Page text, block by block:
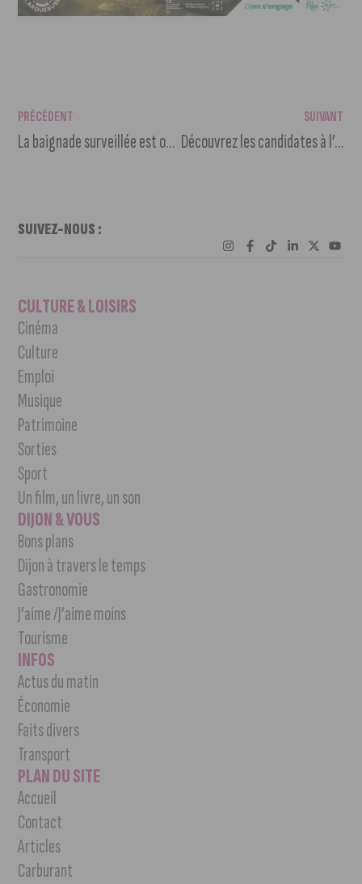
PRÉCÉDENT
La baignade surveillée est ouverte au Lac d’Arc-sur-Tille
SUIVANT
Découvrez les candidates à l’élection Miss Bourgogne 2024
SUIVEZ-NOUS :
CULTURE & LOISIRS
Cinéma
Culture
Emploi
Musique
Patrimoine
Sorties
Sport
Un film, un livre, un son
DIJON & VOUS
Bons plans
Dijon à travers le temps
Gastronomie
J’aime /J’aime moins
Tourisme
INFOS
Actus du matin
Économie
Faits divers
Transport
PLAN DU SITE
Accueil
Contact
Articles
Carburant